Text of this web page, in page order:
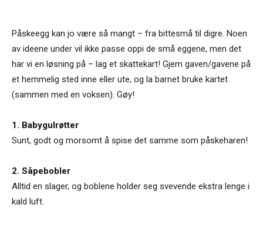
Påskeegg kan jo være så mangt – fra bittesmå til digre. Noen
av ideene under vil ikke passe oppi de små eggene, men det
har vi en løsning på – lag et skattekart! Gjem gaven/gavene på
et hemmelig sted inne eller ute, og la barnet bruke kartet
(sammen med en voksen). Gøy!
1. Babygulrøtter
Sunt, godt og morsomt å spise det samme som påskeharen!
2. Såpebobler
Alltid en slager, og boblene holder seg svevende ekstra lenge i
kald luft.